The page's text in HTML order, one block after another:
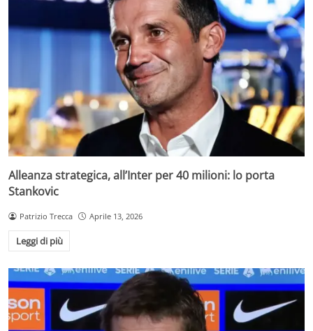
Alleanza strategica, all’Inter per 40 milioni: lo porta
Stankovic
Patrizio Trecca Aprile 13, 2026
Leggi di più